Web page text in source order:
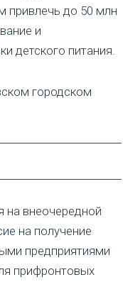
привлечь до 50 млн
и
детского питания.
городском
на внеочередной
на получение
предприятиями
прифронтовых